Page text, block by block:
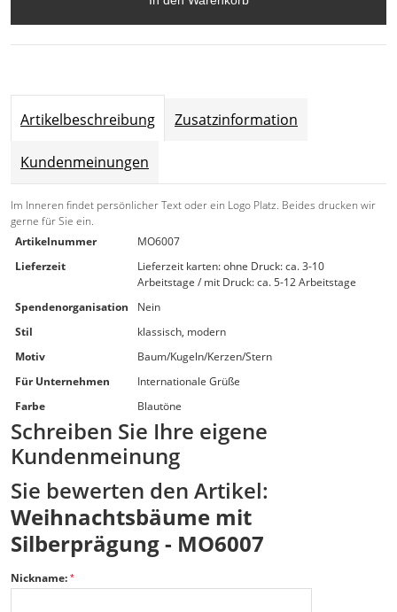
Artikelbeschreibung Zusatzinformation
Kundenmeinungen
Im Inneren findet persönlicher Text oder ein Logo Platz. Beides drucken wir
gerne für Sie ein.
Artikelnummer
MO6007
Lieferzeit
Lieferzeit karten: ohne Druck: ca. 3-10
Arbeitstage / mit Druck: ca. 5-12 Arbeitstage
Spendenorganisation
Nein
Stil
klassisch, modern
Motiv
Baum/Kugeln/Kerzen/Stern
Für Unternehmen
Internationale Grüße
Farbe
Blautöne
Schreiben Sie Ihre eigene
Kundenmeinung
Sie bewerten den Artikel:
Weihnachtsbäume mit
Silberprägung - MO6007
Nickname: